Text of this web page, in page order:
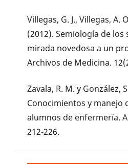
Villegas, G. J., Villegas, A.
(2012). Semiología de
mirada novedosa a un
Archivos de Medicina.
Zavala, R. M. y González,
Conocimientos y manejo
alumnos de enfermería.
212-226.